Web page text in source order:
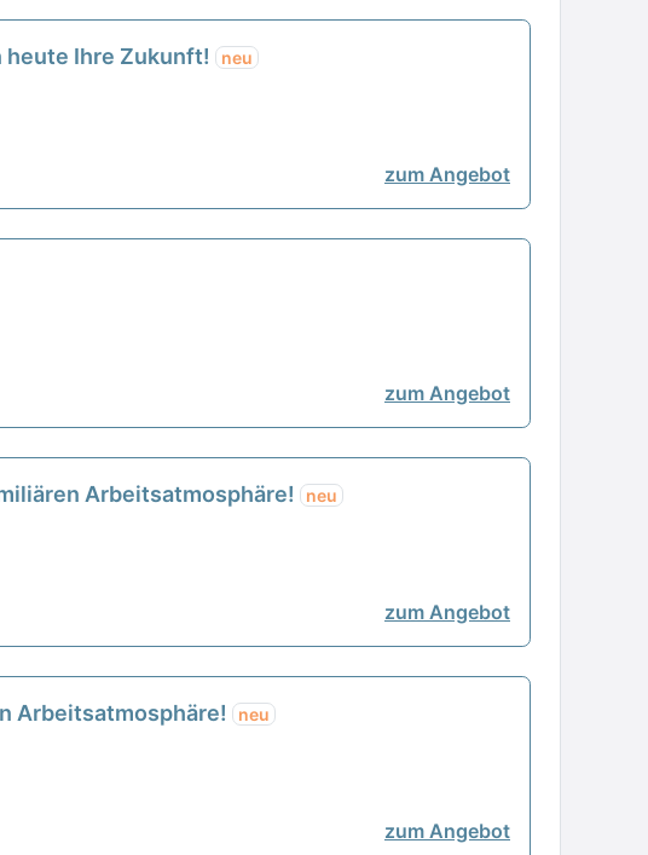
Ihre Zukunft! neu
zum Angebot
zum Angebot
Arbeitsatmosphäre! neu
zum Angebot
Arbeitsatmosphäre! neu
zum Angebot